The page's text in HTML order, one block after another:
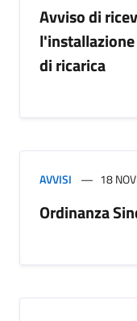
Avviso di
di ricarica
AVVISI 18
Ordinanza